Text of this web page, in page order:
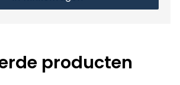
producten